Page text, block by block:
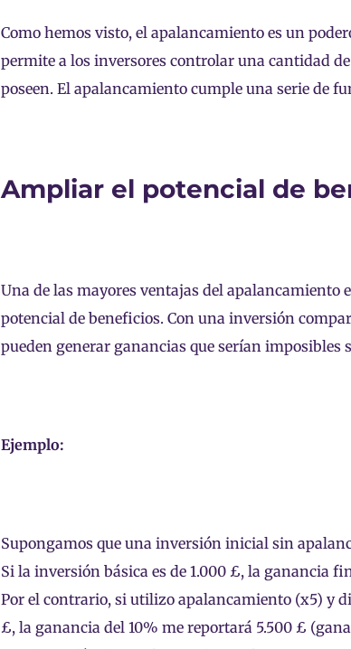
Como hemos visto, el apalancamiento es un
permite a los inversores controlar una cantidad
poseen. El apalancamiento cumple una serie de
Ampliar el potencial de
Una de las mayores ventajas del apalancamiento
potencial de beneficios. Con una inversión
pueden generar ganancias que serían imposibles
Ejemplo:
Supongamos que una inversión inicial sin
Si la inversión básica es de 1.000 £, la ganancia
Por el contrario, si utilizo apalancamiento (x5) y
£, la ganancia del 10% me reportará 5.500 £